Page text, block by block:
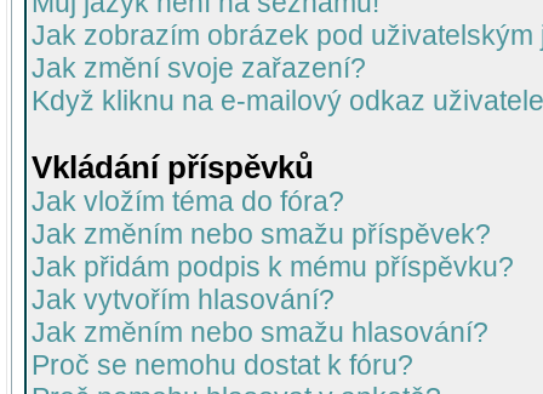
Jak zobrazím obrázek pod uživatelským
Jak změní svoje zařazení?
Když kliknu na e-mailový odkaz
Vkládání příspěvků
Jak vložím téma do fóra?
Jak změním nebo smažu příspěvek?
Jak přidám podpis k mému příspěvku?
Jak vytvořím hlasování?
Jak změním nebo smažu hlasování?
Proč se nemohu dostat k fóru?